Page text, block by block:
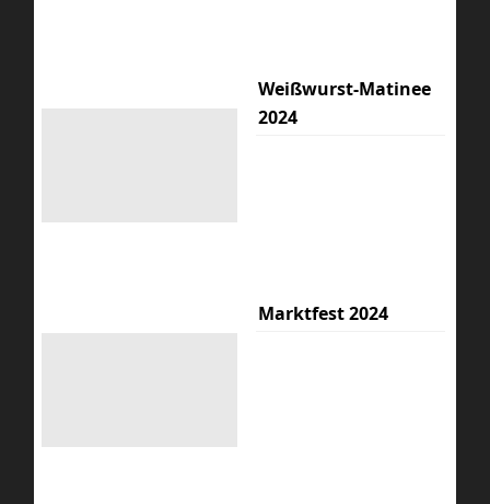
Weißwurst-Matinee
2024
Marktfest 2024